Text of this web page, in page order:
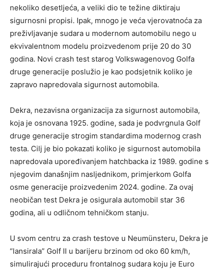
nekoliko desetljeća, a veliki dio te težine diktiraju
sigurnosni propisi. Ipak, mnogo je veća vjerovatnoća za
preživljavanje sudara u modernom automobilu nego u
ekvivalentnom modelu proizvedenom prije 20 do 30
godina. Novi crash test starog Volkswagenovog Golfa
druge generacije poslužio je kao podsjetnik koliko je
zapravo napredovala sigurnost automobila.
Dekra, nezavisna organizacija za sigurnost automobila,
koja je osnovana 1925. godine, sada je podvrgnula Golf
druge generacije strogim standardima modernog crash
testa. Cilj je bio pokazati koliko je sigurnost automobila
napredovala upoređivanjem hatchbacka iz 1989. godine s
njegovim današnjim nasljednikom, primjerkom Golfa
osme generacije proizvedenim 2024. godine. Za ovaj
neobičan test Dekra je osigurala automobil star 36
godina, ali u odličnom tehničkom stanju.
U svom centru za crash testove u Neumünsteru, Dekra je
“lansirala” Golf II u barijeru brzinom od oko 60 km/h,
simulirajući proceduru frontalnog sudara koju je Euro